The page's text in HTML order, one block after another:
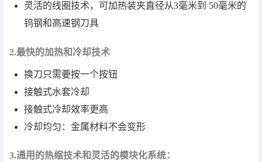
灵活的线圈技术，可加热装夹直径从3毫米到 50毫米的
钨钢和高速钢刀具
2.最快的加热和冷却技术
换刀只需要按一个按钮
接触式水套冷却
接触式冷却效率更高
冷却均匀：金属材料不会变形
3.通用的热缩技术和灵活的模块化系统：